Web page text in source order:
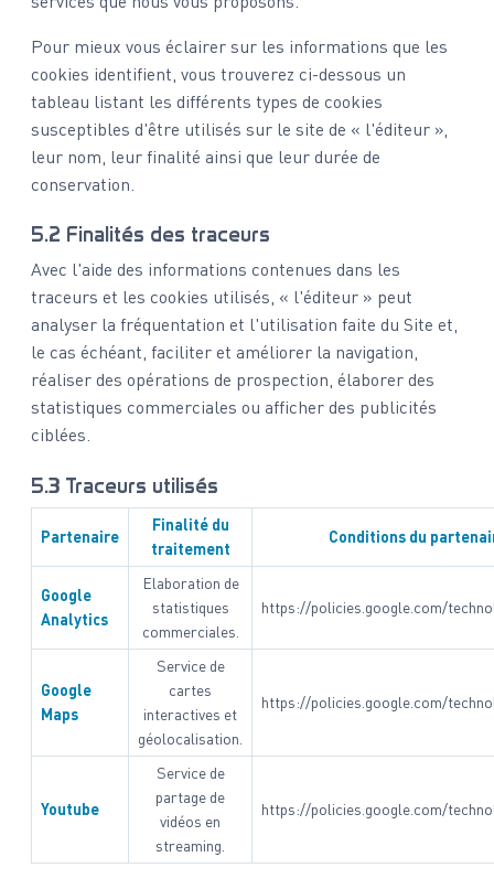
Pour mieux vous éclairer sur les informations que les
cookies identifient, vous trouverez ci-dessous un
tableau listant les différents types de cookies
susceptibles d'être utilisés sur le site de « l'éditeur »,
leur nom, leur finalité ainsi que leur durée de
conservation.
5.2 Finalités des traceurs
Avec l'aide des informations contenues dans les
traceurs et les cookies utilisés, « l'éditeur » peut
analyser la fréquentation et l'utilisation faite du Site et,
le cas échéant, faciliter et améliorer la navigation,
réaliser des opérations de prospection, élaborer des
statistiques commerciales ou afficher des publicités
ciblées.
5.3 Traceurs utilisés
Partenaire
Finalité du
traitement
Conditions du
Google
Analytics
Elaboration de
statistiques
commerciales.
https://policies.google.com/
Google
Maps
Service de
cartes
interactives et
géolocalisation.
https://policies.google.com/
Youtube
Service de
partage de
vidéos en
streaming.
https://policies.google.com/